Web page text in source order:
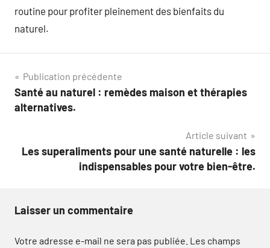
routine pour profiter pleinement des bienfaits du
naturel.
Navigation
de
Publication précédente
Santé au naturel : remèdes maison et thérapies
alternatives.
Article suivant
Les superaliments pour une santé naturelle : les
indispensables pour votre bien-être.
Laisser un commentaire
Votre adresse e-mail ne sera pas publiée. Les champs